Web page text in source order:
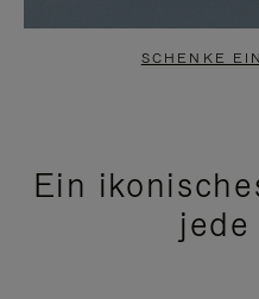
SCHENKE
Ein
jede